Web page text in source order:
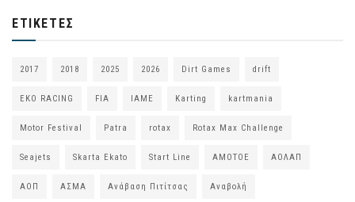
ΕΤΙΚΈΤΕΣ
2017 2018 2025 2026 Dirt Games drift
EKO RACING FIA IAME Karting kartmania
Motor Festival Patra rotax Rotax Max Challenge
Seajets Skarta Ekato Start Line ΑΜΟΤΟΕ ΑΟΛΑΠ
ΑΟΠ ΑΣΜΑ Ανάβαση Πιτίτσας Αναβολή